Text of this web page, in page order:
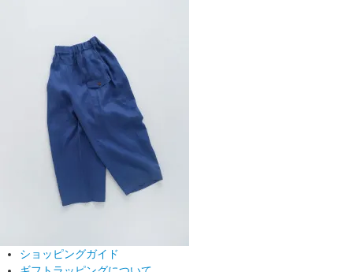
ショッピングガイド